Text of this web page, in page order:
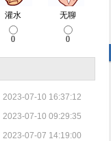
2023-07-10 16:37:12
2023-07-10 09:29:35
2023-07-07 14:19:00